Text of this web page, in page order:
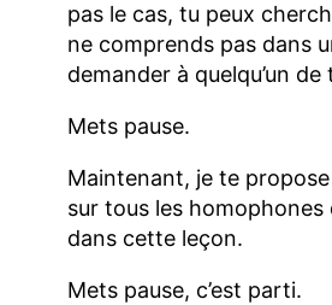
pas le cas, tu peux
ne comprends pas dans
demander à quelqu’un de
Mets pause.
Maintenant, je te
sur tous les homophones
dans cette leçon.
Mets pause, c’est parti.